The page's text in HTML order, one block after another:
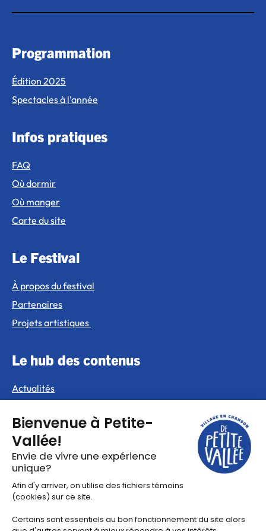
Programmation
Édition 2025
Spectacles à l’année
Infos pratiques
FAQ
Où dormir
Où manger
Carte du site
Le Festival
À propos du festival
Partenaires
Projets artistiques
Le hub des contenus
Actualités
Vidéos
©2025 Tous droits réservés Festival en chanson de Petite-
Vallée